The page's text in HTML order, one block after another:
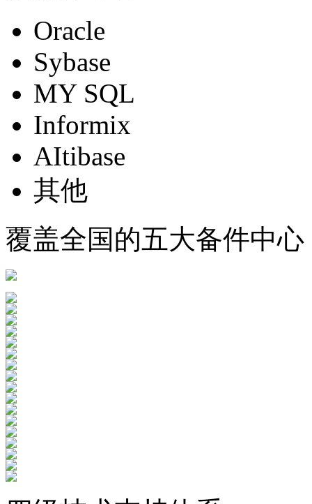
Oracle
Sybase
MY SQL
Informix
AItibase
其他
覆盖全国的五大备件中心